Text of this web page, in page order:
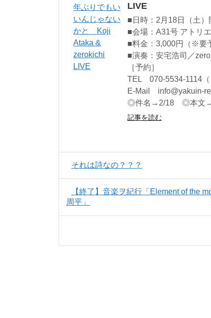
LIVE
■日時：2月18日（土
■会場：A31号 アトリ
■料金：3,000円（※要
■演奏：安宅浩司／
［予約］
TEL 070-5534-1114（
E-Mail info@yakuin-
◎件名→2/18 ◎本文→
記事を読む
それは詩なの？？？
【終了】音楽ヲ紀行「Element of
周平」